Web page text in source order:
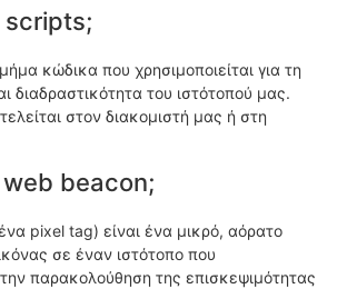
scripts;
κώδικα που χρησιμοποιείται για τη
διαδραστικότητα του ιστότοπού μας.
στον διακομιστή μας ή στη
web beacon;
pixel tag) είναι ένα μικρό, αόρατο
σε έναν ιστότοπο που
την παρακολούθηση της επισκεψιμότητας